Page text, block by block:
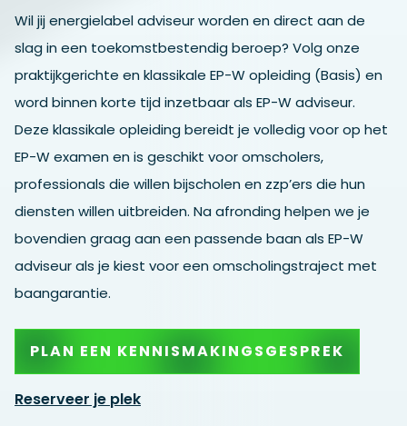
Wil jij energielabel adviseur worden en direct aan de
slag in een toekomstbestendig beroep? Volg onze
praktijkgerichte en klassikale EP-W opleiding (Basis) en
word binnen korte tijd inzetbaar als EP-W adviseur.
Deze klassikale opleiding bereidt je volledig voor op het
EP-W examen en is geschikt voor omscholers,
professionals die willen bijscholen en zzp’ers die hun
diensten willen uitbreiden. Na afronding helpen we je
bovendien graag aan een passende baan als EP-W
adviseur als je kiest voor een omscholingstraject met
baangarantie.
PLAN EEN KENNISMAKINGSGESPREK
Reserveer je plek